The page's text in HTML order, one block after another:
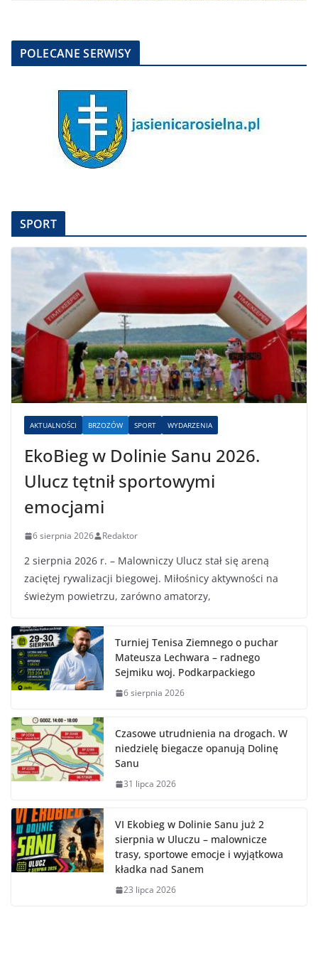
POLECANE SERWISY
SPORT
AKTUALNOŚCI BRZOZÓW SPORT WYDARZENIA
EkoBieg w Dolinie Sanu 2026.
Ulucz tętnił sportowymi
emocjami
6 sierpnia 2026 Redaktor
2 sierpnia 2026 r. – Malowniczy Ulucz stał się areną
zaciętej rywalizacji biegowej. Miłośnicy aktywności na
świeżym powietrzu, zarówno amatorzy,
Turniej Tenisa Ziemnego o puchar
Mateusza Lechwara – radnego
Sejmiku woj. Podkarpackiego
6 sierpnia 2026
Czasowe utrudnienia na drogach. W
niedzielę biegacze opanują Dolinę
Sanu
31 lipca 2026
VI Ekobieg w Dolinie Sanu już 2
sierpnia w Uluczu – malownicze
trasy, sportowe emocje i wyjątkowa
kładka nad Sanem
23 lipca 2026